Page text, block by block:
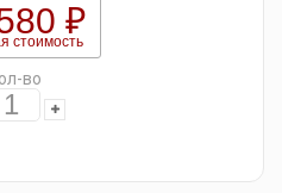
₽
стоимость
во